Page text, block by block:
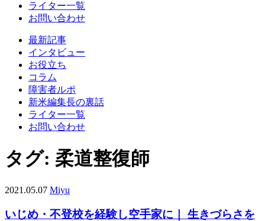
ライター一覧
お問い合わせ
最新記事
インタビュー
お役立ち
コラム
障害者ルポ
新米編集長の裏話
ライター一覧
お問い合わせ
タグ: 柔道整復師
2021.05.07 Miyu
いじめ・不登校を経験し空手家に｜ 生きづらさを